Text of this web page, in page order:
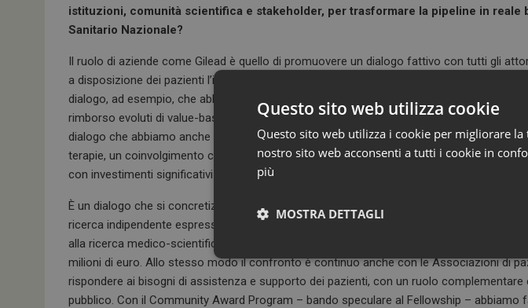
istituzioni, comunità scientifica e stakeholder, per trasformare la pipeline in reale
Sanitario Nazionale?
Il ruolo di aziende come Gilead è quello di promuovere un dialogo fattivo con tutti gli
a disposizione dei pazienti l’innovazione il più rapidamente possibile con un’attenzione
dialogo, ad esempio, che abbiamo avuto con le autorità regolatorie italiane che ha
rimborso evoluti di value-based pricing basati sul valore clinico e sistemico delle terapie
dialogo che abbiamo anche con la comunità scientifica italiana coinvolta pienamente
terapie, un coinvolgimento che consente di valorizzare le competenze e la crescita
con investimenti significativi nelle strutture del Sistema sanitario.
È un dialogo che si concretizza anche oltre la sperimentazione dei nostri farmaci con il
ricerca indipendente espresse dalla comunità scientifica. Con il nostro Fellowship
alla ricerca medico-scientifica italiana, in 14 anni abbiamo finanziato 479 progetti di
milioni di euro. Allo stesso modo il confronto è continuo anche con le Associazioni di
rispondere ai bisogni di assistenza e supporto dei pazienti, con un ruolo
pubblico. Con il Community Award Program – bando speculare al Fellowship – abbiamo
Questo sito web utilizza cookie
Questo sito web utilizza i cookie per migliorare
nostro sito web acconsenti a tutti i cookie in
più
MOSTRA DETTAGLI
Necessari